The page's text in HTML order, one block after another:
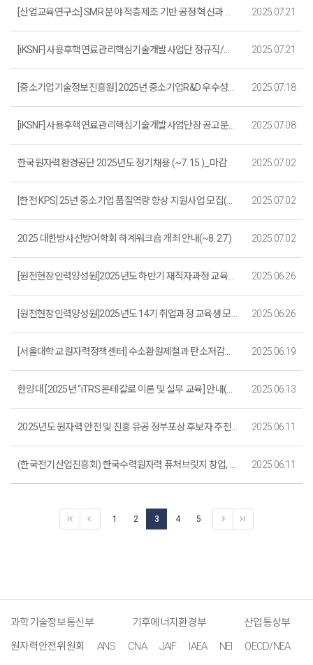
[산업교육연구소] SMR 분야 적층제조 기반 공정 혁신과 경량화/저비용 기술개발 세미나 (온/오프 동시진행)(7. 24.) 2025.07.21
[iKSNF] 사용후핵연료관리핵심기술개발사업단 정규직/기간제계약직 채용(~8. 8.) 2025.07.21
[중소기업기술정보진흥원] 2025년 중소기업R&D 우수성과 50선 모집 (~7. 25.) 2025.07.18
[iKSNF] 사용후핵연료관리핵심기술개발사업단장 공고문(~7. 25.) 2025.07.08
한국원자력환경공단 2025년도 정기채용 (~7. 15.)_마감 2025.07.02
[한전 KPS] 25년 중소기업 품질역량 향상 지원사업 모집(~7. 11.) 2025.07.02
2025 대한방사선방어학회 하계워크숍 개최 안내(~8. 27.) 2025.07.02
[원전현장인력양성원]2025년도 하반기 재직자과정 교육시행 안내 2025.06.26
[원전현장인력양성원]2025년도 14기 취업과정 교육생 모집 안내( ~ 7.27) 2025.06.26
[서울대학교 원자력정책센터] 수소환원제철과 탄소저감을 위한 원전 활용 정책토론회 참가 요청 2025.06.19
한양대 [2025년 “iTRS 몬테칼로 이론 및 실무 교육] 안내(마감) 2025.06.13
2025년도 원자력 안전 및 진흥 유공 정부포상 후보자 추천 요청 2025.06.11
(한국전기산업진흥회) 한국수력원자력 퓨처브릿지 창업, 벤처기업 지원사업 참여기업 모집 안내 2025.06.11
1 2 3 4 5
과학기술정보통신부 기후에너지환경부
산업통상부
원자력안전위원회
ANS CNA JAIF IAEA NEI
OECD/NEA